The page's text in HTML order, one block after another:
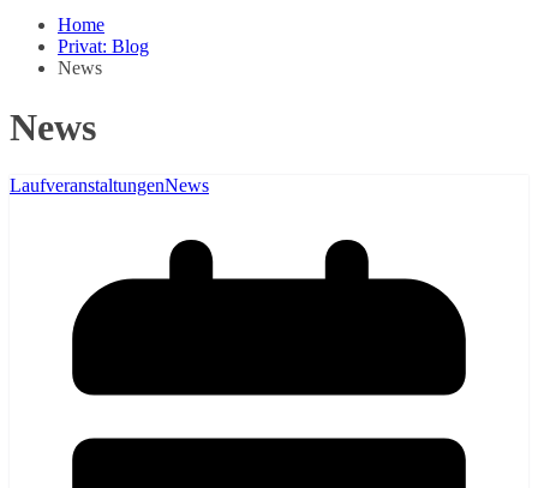
Home
Privat: Blog
News
News
LaufveranstaltungenNews